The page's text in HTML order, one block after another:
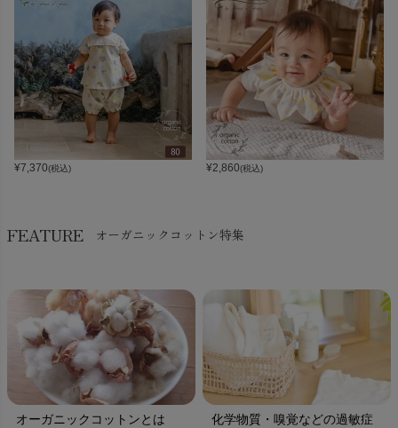
¥7,370(税込) ¥2,860(税込)
FEATURE オーガニックコットン特集
オーガニックコットンとは
化学物質・嗅覚などの過敏症